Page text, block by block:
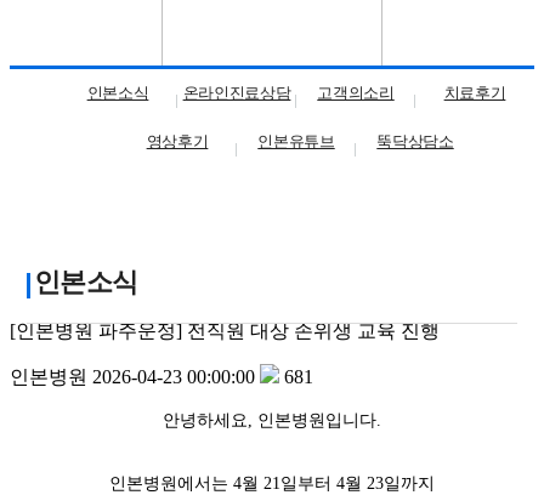
인본소식 온라인진료상담 고객의소리 치료후기
영상후기 인본유튜브 뚝닥상담소
인본소식
[인본병원 파주운정] 전직원 대상 손위생 교육 진행
인본병원 2026-04-23 00:00:00 681
안녕하세요, 인본병원입니다.
인본병원에서는 4월 21일부터 4월 23일까지